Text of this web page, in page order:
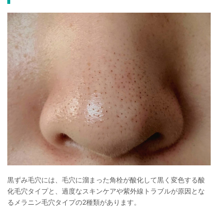
黒ずみ毛穴には、毛穴に溜まった角栓が酸化して黒く変色する酸
化毛穴タイプと、過度なスキンケアや紫外線トラブルが原因とな
るメラニン毛穴タイプの2種類があります。